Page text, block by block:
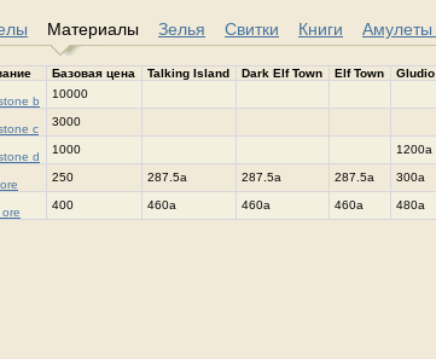
Материалы Зелья Свитки Книги Амулеты
Базовая цена Talking Island Dark Elf Town Elf Town Gludio
b
10000
c
3000
d
1000 1200a
250 287.5a 287.5a 287.5a 300a
ore
400 460a 460a 460a 480a